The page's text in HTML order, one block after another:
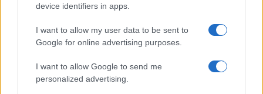
device identifiers in apps.
I want to allow my user data to be sent to
Google for online advertising purposes.
I want to allow Google to send me
personalized advertising.